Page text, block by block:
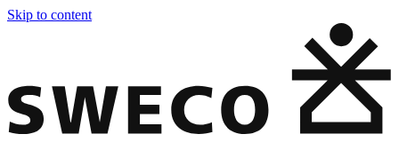
Skip to content